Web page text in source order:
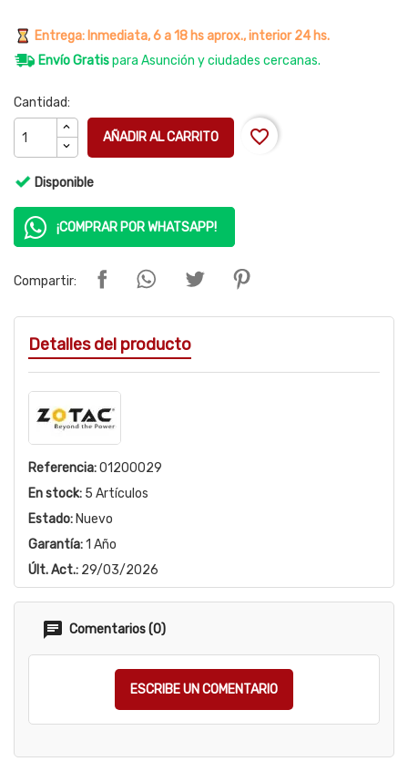
Entrega: Inmediata, 6 a 18 hs aprox., interior 24 hs.
Envío Gratispara Asunción y ciudades cercanas.
Cantidad:
AÑADIR AL CARRITO favorite_border
Disponible
¡COMPRAR POR WHATSAPP!
Compartir:
Detalles del producto
Referencia:01200029
En stock: 5 Artículos
Estado: Nuevo
Garantía:1 Año
Últ. Act.: 29/03/2026
Comentarios (0)
ESCRIBE UN COMENTARIO